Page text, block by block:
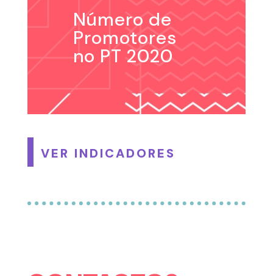
Número de
Promotores
no PT 2020
VER INDICADORES